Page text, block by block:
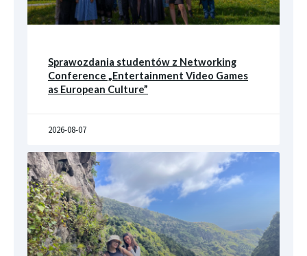
Sprawozdania studentów z Networking
Conference „Entertainment Video Games
as European Culture”
2026-08-07